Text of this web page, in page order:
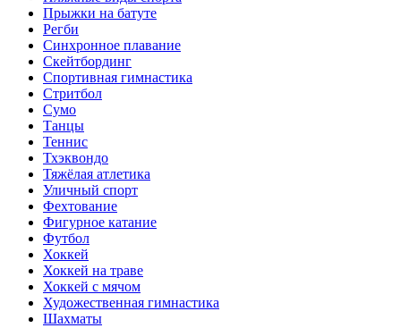
Прыжки на батуте
Регби
Синхронное плавание
Скейтбординг
Спортивная гимнастика
Стритбол
Сумо
Танцы
Теннис
Тхэквондо
Тяжёлая атлетика
Уличный спорт
Фехтование
Фигурное катание
Футбол
Хоккей
Хоккей на траве
Хоккей с мячом
Художественная гимнастика
Шахматы